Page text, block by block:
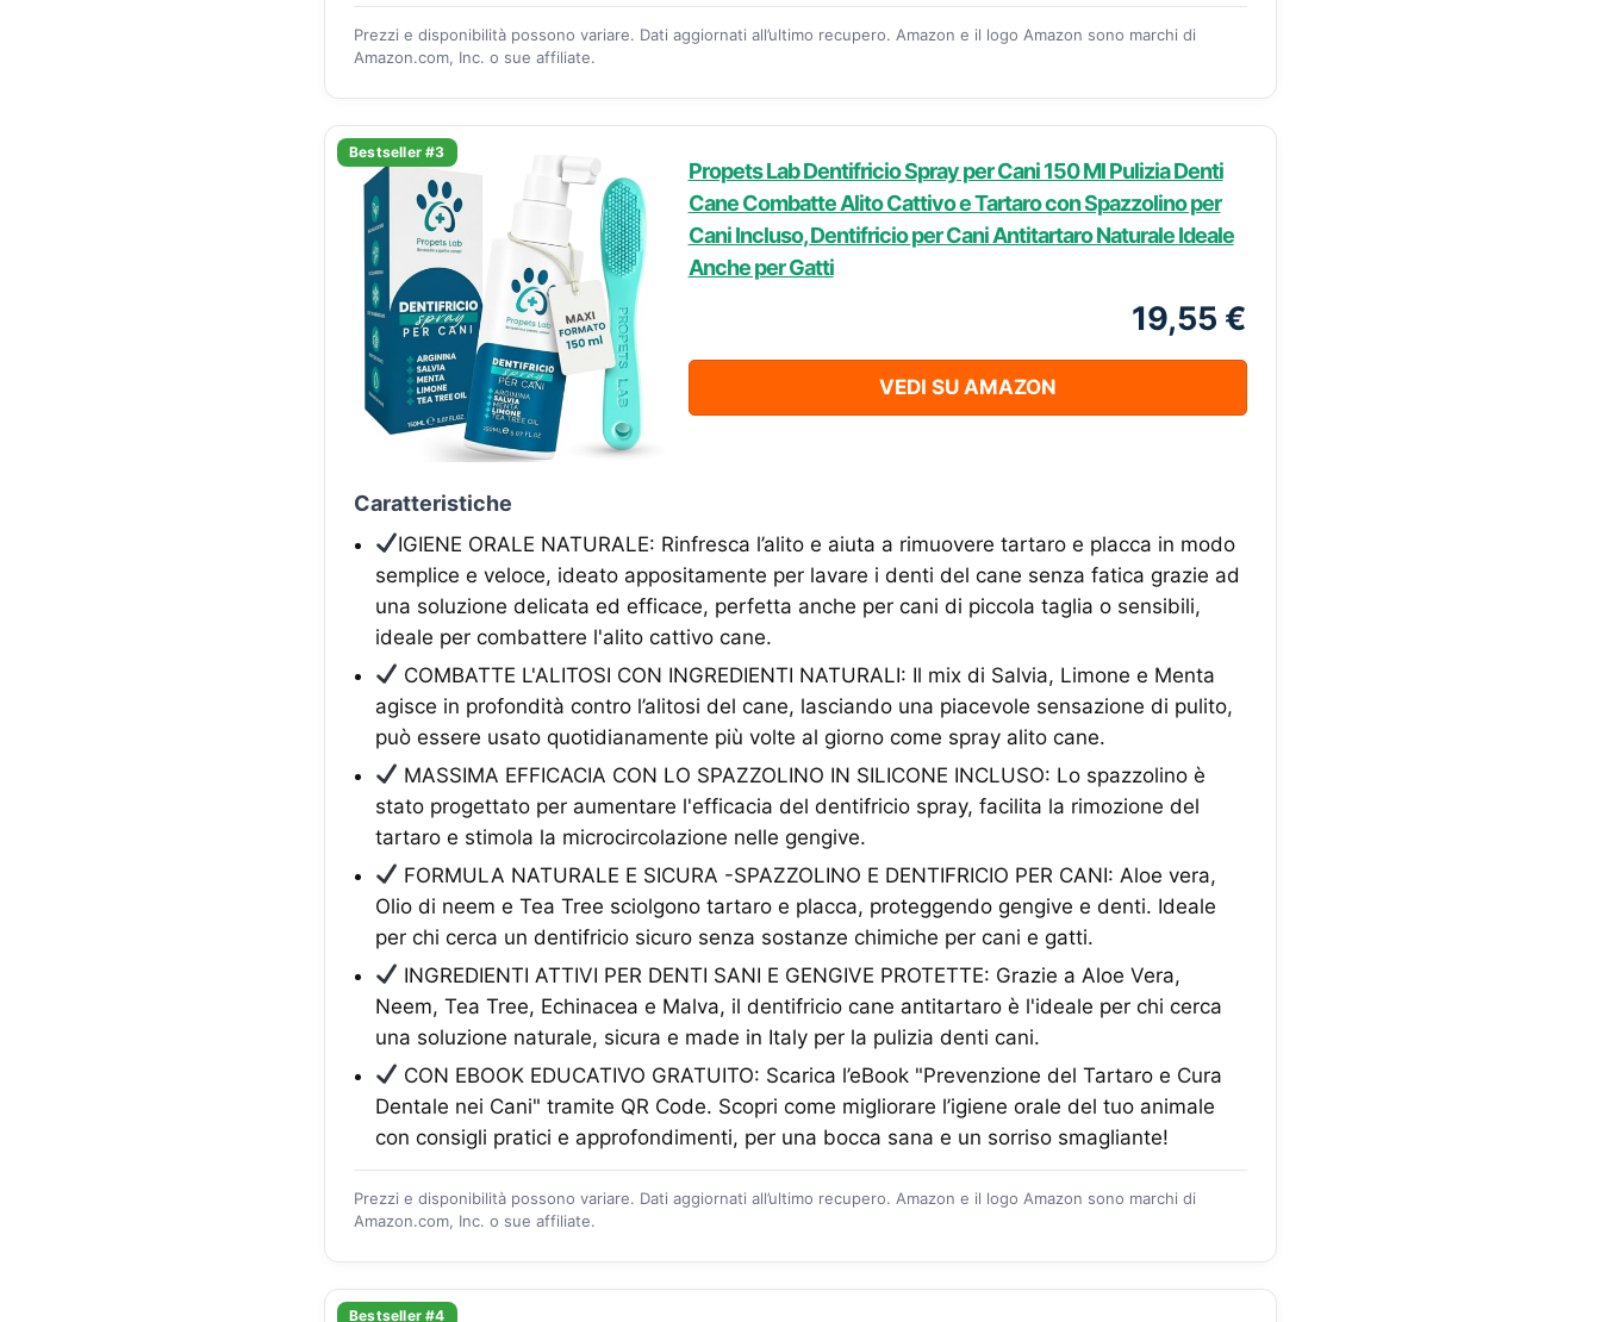
Prezzi e disponibilità possono variare. Dati aggiornati all’ultimo recupero. Amazon e il logo Amazon sono marchi di
Amazon.com, Inc. o sue affiliate.
Bestseller #3
Propets Lab Dentifricio Spray per Cani 150 Ml Pulizia Denti
Cane Combatte Alito Cattivo e Tartaro con Spazzolino per
Cani Incluso, Dentifricio per Cani Antitartaro Naturale Ideale
Anche per Gatti
19,55 €
VEDI SU AMAZON
Caratteristiche
IGIENE ORALE NATURALE: Rinfresca l’alito e aiuta a rimuovere tartaro e placca in modo
semplice e veloce, ideato appositamente per lavare i denti del cane senza fatica grazie ad
una soluzione delicata ed efficace, perfetta anche per cani di piccola taglia o sensibili,
ideale per combattere l'alito cattivo cane.
COMBATTE L'ALITOSI CON INGREDIENTI NATURALI: Il mix di Salvia, Limone e Menta
agisce in profondità contro l’alitosi del cane, lasciando una piacevole sensazione di pulito,
può essere usato quotidianamente più volte al giorno come spray alito cane.
MASSIMA EFFICACIA CON LO SPAZZOLINO IN SILICONE INCLUSO: Lo spazzolino è
stato progettato per aumentare l'efficacia del dentifricio spray, facilita la rimozione del
tartaro e stimola la microcircolazione nelle gengive.
FORMULA NATURALE E SICURA -SPAZZOLINO E DENTIFRICIO PER CANI: Aloe vera,
Olio di neem e Tea Tree sciolgono tartaro e placca, proteggendo gengive e denti. Ideale
per chi cerca un dentifricio sicuro senza sostanze chimiche per cani e gatti.
INGREDIENTI ATTIVI PER DENTI SANI E GENGIVE PROTETTE: Grazie a Aloe Vera,
Neem, Tea Tree, Echinacea e Malva, il dentifricio cane antitartaro è l'ideale per chi cerca
una soluzione naturale, sicura e made in Italy per la pulizia denti cani.
CON EBOOK EDUCATIVO GRATUITO: Scarica l’eBook "Prevenzione del Tartaro e Cura
Dentale nei Cani" tramite QR Code. Scopri come migliorare l’igiene orale del tuo animale
con consigli pratici e approfondimenti, per una bocca sana e un sorriso smagliante!
Prezzi e disponibilità possono variare. Dati aggiornati all’ultimo recupero. Amazon e il logo Amazon sono marchi di
Amazon.com, Inc. o sue affiliate.
Bestseller #4